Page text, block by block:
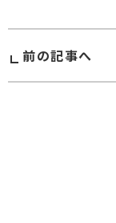
前の記事へ